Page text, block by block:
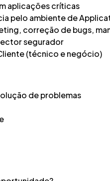
aplicações críticas
pelo ambiente de
correção de bugs,
segurador
(técnico e negócio)
de problemas